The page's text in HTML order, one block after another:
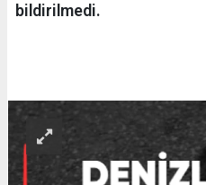
bildirilmedi.